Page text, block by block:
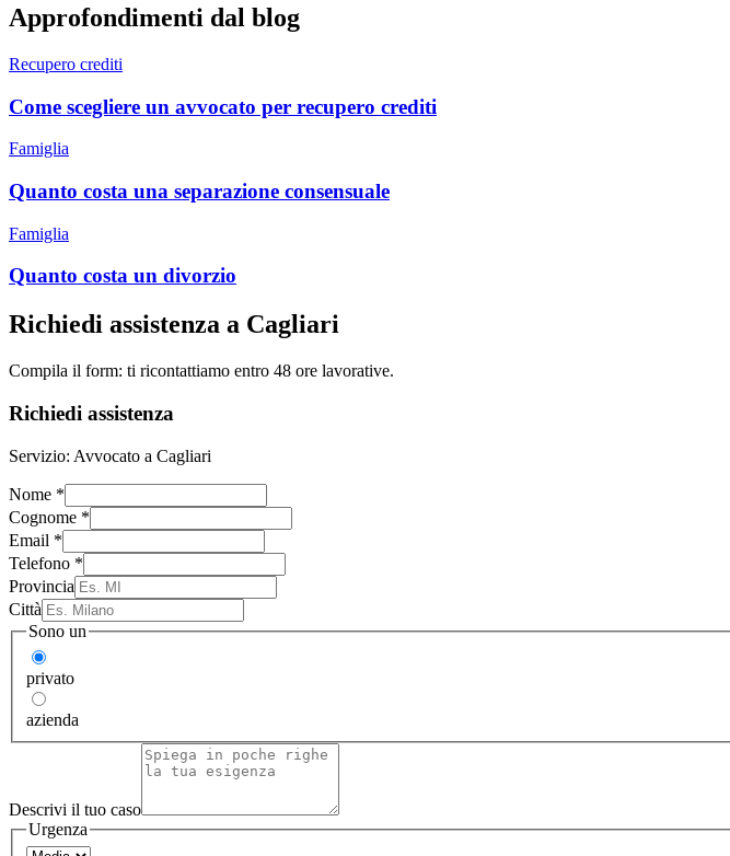
Approfondimenti dal blog
Recupero crediti
Come scegliere un avvocato per recupero crediti
Famiglia
Quanto costa una separazione consensuale
Famiglia
Quanto costa un divorzio
Richiedi assistenza a Cagliari
Compila il form: ti ricontattiamo entro 48 ore lavorative.
Richiedi assistenza
Servizio: Avvocato a Cagliari
Nome *
Cognome *
Email *
Telefono *
Provincia
Città
Sono un
privato
azienda
Descrivi il tuo caso
Urgenza